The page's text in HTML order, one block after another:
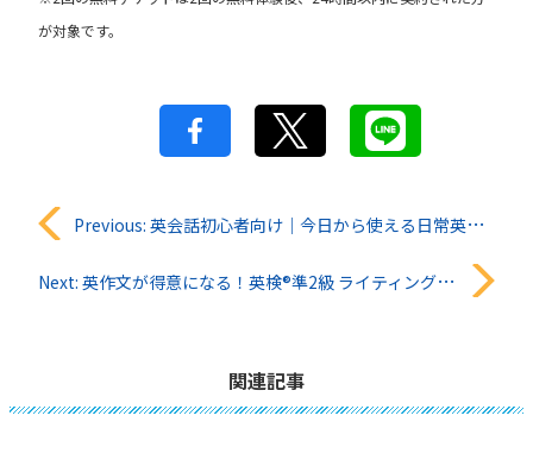
が対象です。
投
稿
Previous: 英会話初心者向け｜今日から使える日常英語フレーズ
Next: 英作文が得意になる！英検®︎準2級 ライティングの書き方と対策
関連記事